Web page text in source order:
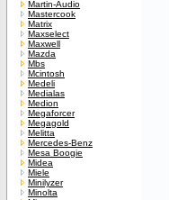
Martin-Audio
Mastercook
Matrix
Maxselect
Maxwell
Mazda
Mbs
Mcintosh
Medeli
Medialas
Medion
Megaforcer
Megagold
Melitta
Mercedes-Benz
Mesa Boogie
Midea
Miele
Minilyzer
Minolta